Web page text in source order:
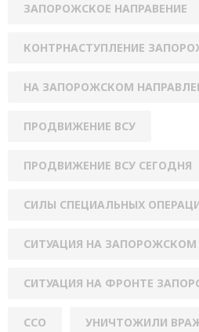
ЗАПОРОЖСКОЕ НАПРАВЕНИЕ
КОНТРНАСТУПЛЕНИЕ
НА ЗАПОРОЖСКОМ
ПРОДВИЖЕНИЕ ВСУ
ПРОДВИЖЕНИЕ ВСУ СЕГОДНЯ
СИЛЫ СПЕЦИАЛЬНЫХ
СИТУАЦИЯ НА ЗАПОРОЖСКОМ
СИТУАЦИЯ НА ФРОНТЕ
ССО УНИЧТОЖИЛИ